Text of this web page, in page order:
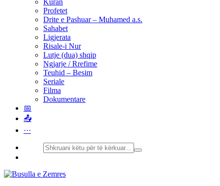
Kuran
Profetet
Drite e Pashuar – Muhamed a.s.
Sahabet
Ligjerata
Risale-i Nur
Lutje (dua) shqip
Ngjarje / Rrefime
Teuhid – Besim
Seriale
Filma
Dokumentare
📅
📤
···